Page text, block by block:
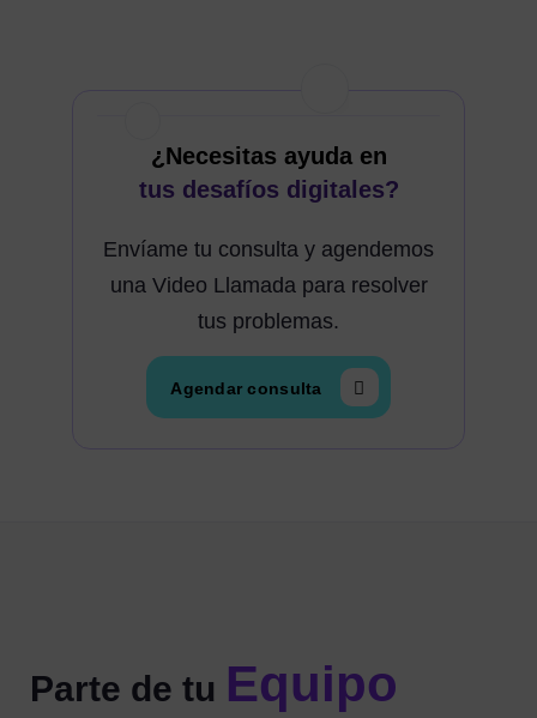
¿Necesitas ayuda en
tus desafíos digitales?
Envíame tu consulta y agendemos
una Video Llamada para resolver
tus problemas.
Agendar consulta
Parte de tu Equipo